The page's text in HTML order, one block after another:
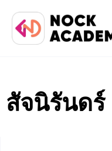
สัจนิรันดร์